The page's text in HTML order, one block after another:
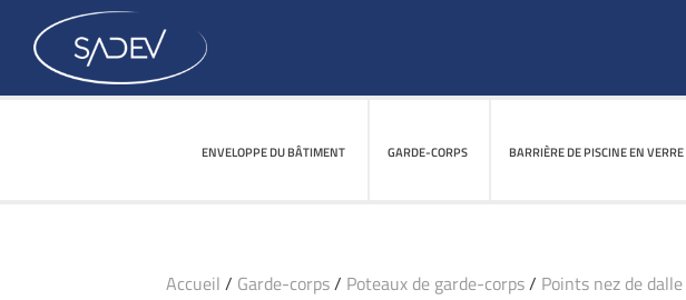
ENVELOPPE DU BÂTIMENT GARDE-CORPS BARRIÈRE DE PISCINE EN VERRE
ENVELOPPE DU BÂTIMENT GARDE-CORPS BARRIÈRE DE PISCINE EN VERRE
Accueil / Garde-corps/ Poteaux de garde-corps/ Points nez de dalle